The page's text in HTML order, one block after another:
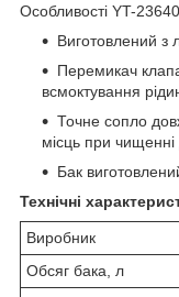
Особливості YT-
Виготовлений з
Перемикач
всмоктування
Точне сопло
місць при чищенні
Бак
Технічні
Виробник
Обсяг бака, л